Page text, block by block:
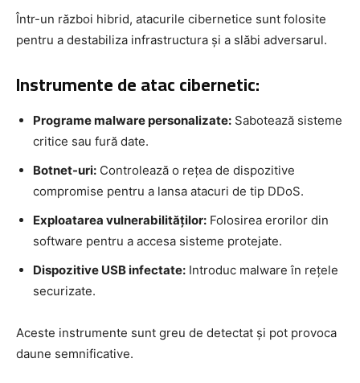
Într-un război hibrid, atacurile cibernetice sunt folosite
pentru a destabiliza infrastructura și a slăbi adversarul.
Instrumente de atac cibernetic:
Programe malware personalizate: Sabotează sisteme
critice sau fură date.
Botnet-uri: Controlează o rețea de dispozitive
compromise pentru a lansa atacuri de tip DDoS.
Exploatarea vulnerabilităților: Folosirea erorilor din
software pentru a accesa sisteme protejate.
Dispozitive USB infectate: Introduc malware în rețele
securizate.
Aceste instrumente sunt greu de detectat și pot provoca
daune semnificative.